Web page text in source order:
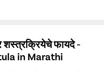
शस्त्रक्रियेचे फायदे -
in Marathi